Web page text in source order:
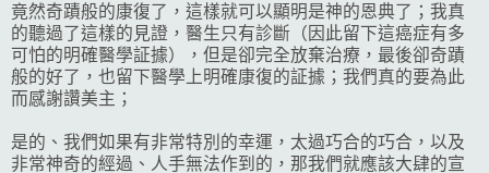
竟然奇蹟般的康復了，這樣就可以顯明是神的恩典了；我真
的聽過了這樣的見證，醫生只有診斷（因此留下這癌症有多
可怕的明確醫學証據），但是卻完全放棄治療，最後卻奇蹟
般的好了，也留下醫學上明確康復的証據；我們真的要為此
而感謝讚美主；
是的、我們如果有非常特別的幸運，太過巧合的巧合，以及
非常神奇的經過、人手無法作到的，那我們就應該大肆的宣